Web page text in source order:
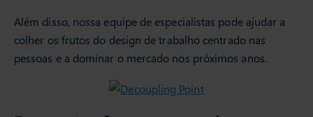
Além disso, nossa equipe de especialistas pode ajudar a
colher os frutos do design de trabalho centrado nas
pessoas e a dominar o mercado nos próximos anos.